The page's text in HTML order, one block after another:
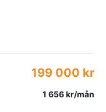
199 000 kr
1 656 kr/mån